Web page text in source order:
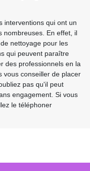
interventions qui ont un
nombreuses. En effet, il
nettoyage pour les
qui peuvent paraître
des professionnels en la
vous conseiller de placer
pas qu'il peut
engagement. Si vous
le téléphoner